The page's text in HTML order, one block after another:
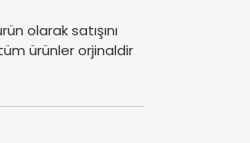
olarak satışını
ürünler orjinaldir